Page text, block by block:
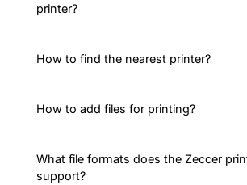
printer?
How to find the nearest printer?
How to add files for printing?
What file formats does the Zeccer
support?